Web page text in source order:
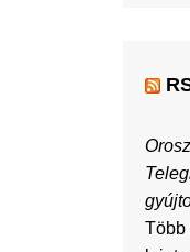
Több